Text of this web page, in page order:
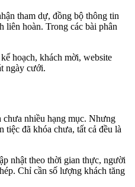
tham dự, đồng bộ thông tin
liên hoàn. Trong các bài phân
hoạch, khách mời, website
ngày cưới.
chưa nhiều hạng mục. Nhưng
đã khóa chưa, tất cả đều là
nhật theo thời gian thực, người
Chỉ cần số lượng khách tăng